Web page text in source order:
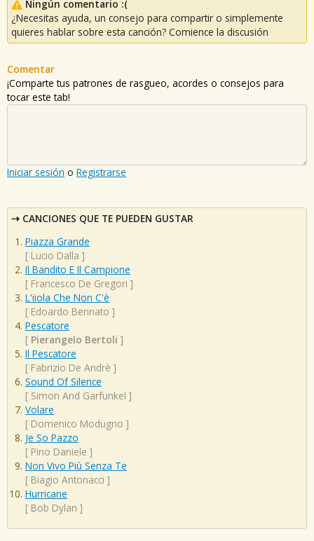
Ningún comentario :(
¿Necesitas ayuda, un consejo para compartir o simplemente
quieres hablar sobre esta canción? Comience la discusión
Comentar
¡Comparte tus patrones de rasgueo, acordes o consejos para
tocar este tab!
Iniciar sesión o Registrarse
CANCIONES QUE TE PUEDEN GUSTAR
Piazza Grande
[ Lucio Dalla ]
Il Bandito E Il Campione
[ Francesco De Gregori ]
L'iiola Che Non C'è
[ Edoardo Bennato ]
Pescatore
[ Pierangelo Bertoli ]
Il Pescatore
[ Fabrizio De Andrè ]
Sound Of Silence
[ Simon And Garfunkel ]
Volare
[ Domenico Modugno ]
Je So Pazzo
[ Pino Daniele ]
Non Vivo Più Senza Te
[ Biagio Antonacci ]
Hurricane
[ Bob Dylan ]